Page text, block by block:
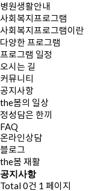
병원생활안내
사회복지프로그램
사회복지프로그램이란
다양한 프로그램
프로그램 일정
오시는 길
커뮤니티
공지사항
the봄의 일상
정성담은 한끼
FAQ
온라인상담
블로그
the봄 재활
공지사항
Total 0건 1 페이지